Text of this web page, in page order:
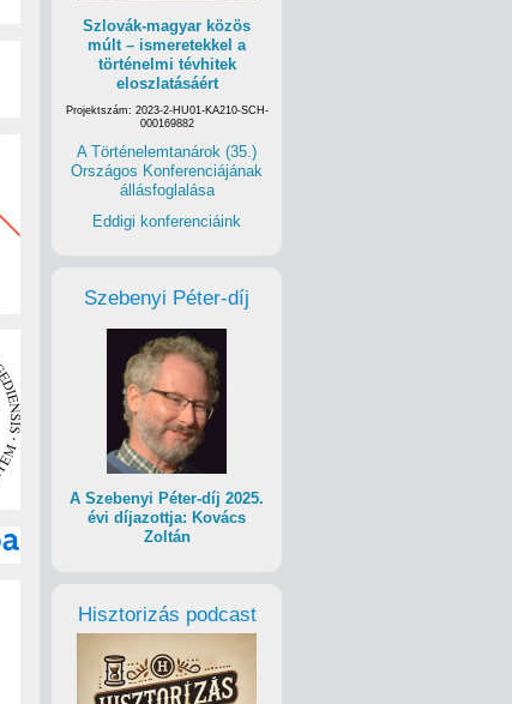
Szlovák-magyar közös
múlt – ismeretekkel a
történelmi tévhitek
eloszlatásáért
Projektszám: 2023-2-HU01-KA210-SCH-
000169882
A Történelemtanárok (35.)
Országos Konferenciájának
állásfoglalása
Eddigi konferenciáink
Szebenyi Péter-díj
A Szebenyi Péter-díj 2025.
évi díjazottja: Kovács
Zoltán
Hisztorizás podcast